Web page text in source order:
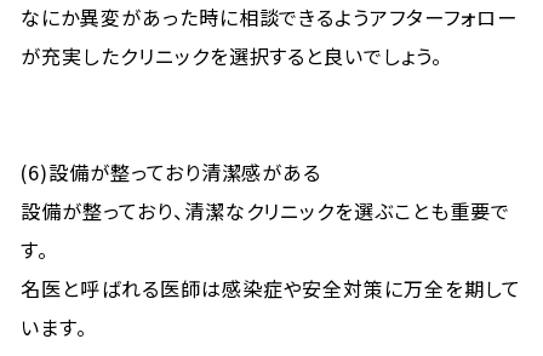
なにか異変があった時に相談できるようアフターフォロー
が充実したクリニックを選択すると良いでしょう。
(6)設備が整っており清潔感がある
設備が整っており、清潔なクリニックを選ぶことも重要で
す。
名医と呼ばれる医師は感染症や安全対策に万全を期して
います。